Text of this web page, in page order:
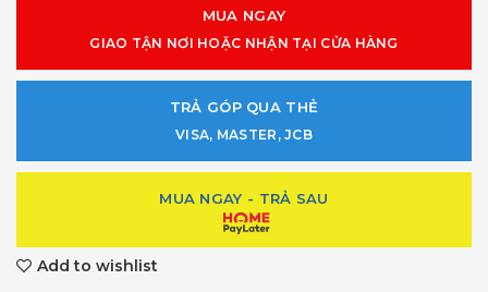
MUA NGAY
GIAO TẬN NƠI HOẶC NHẬN TẠI CỬA HÀNG
TRẢ GÓP QUA THẺ
VISA, MASTER, JCB
MUA NGAY - TRẢ SAU
Add to wishlist